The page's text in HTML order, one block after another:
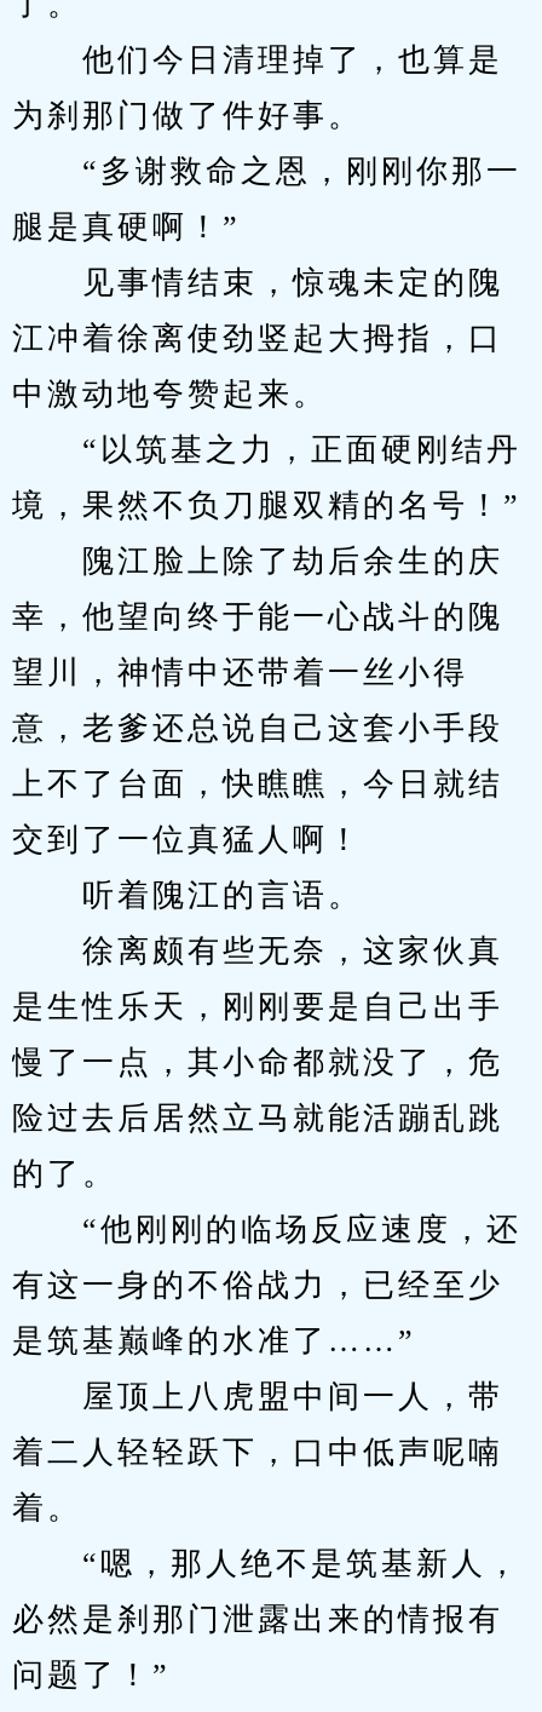
他们今日清理掉了，也算是
为刹那门做了件好事。
“多谢救命之恩，刚刚你那一
腿是真硬啊！”
见事情结束，惊魂未定的隗
江冲着徐离使劲竖起大拇指，口
中激动地夸赞起来。
“以筑基之力，正面硬刚结丹
境，果然不负刀腿双精的名号！”
隗江脸上除了劫后余生的庆
幸，他望向终于能一心战斗的隗
望川，神情中还带着一丝小得
意，老爹还总说自己这套小手段
上不了台面，快瞧瞧，今日就结
交到了一位真猛人啊！
听着隗江的言语。
徐离颇有些无奈，这家伙真
是生性乐天，刚刚要是自己出手
慢了一点，其小命都就没了，危
险过去后居然立马就能活蹦乱跳
的了。
“他刚刚的临场反应速度，还
有这一身的不俗战力，已经至少
是筑基巅峰的水准了……”
屋顶上八虎盟中间一人，带
着二人轻轻跃下，口中低声呢喃
着。
“嗯，那人绝不是筑基新人，
必然是刹那门泄露出来的情报有
问题了！”